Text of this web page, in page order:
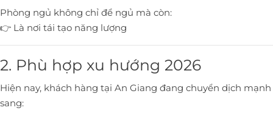
Phòng ngủ không chỉ để ngủ mà còn:
👉 Là nơi tái tạo năng lượng
2. Phù hợp xu hướng 2026
Hiện nay, khách hàng tại An Giang đang chuyển dịch mạnh
sang: